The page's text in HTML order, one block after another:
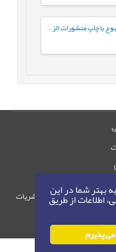
شما در این
از طریق
می پذیرم
مقایسه چاپ آفاق از کتاب جمال الاسبوع با چاپ منشورات الرّضى‏ بر پایه مقابله
به سامانه مدیریت نشریات
رایمگ است.
©
1405-1396